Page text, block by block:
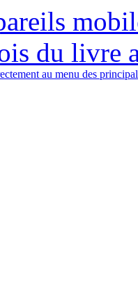
du livre
au menu des